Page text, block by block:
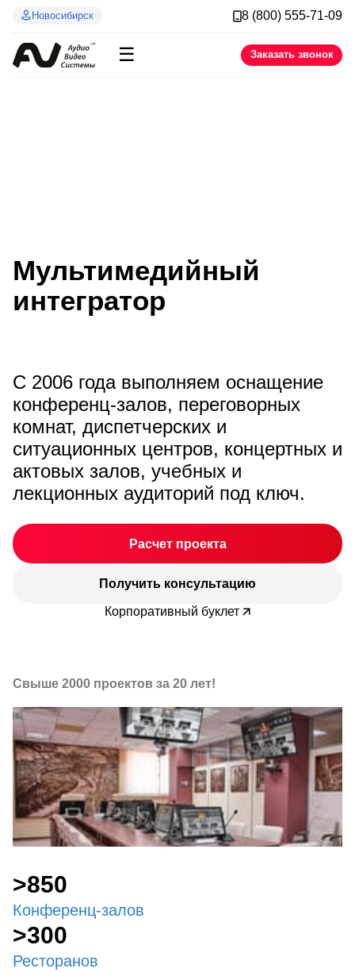
Новосибирск 8 (800) 555-71-09
☰ Заказать звонок
Мульти­медийный
интегратор
С 2006 года выполняем оснащение
конференц-залов, переговорных
комнат, диспетчерских и
ситуационных центров, концертных и
актовых залов, учебных и
лекционных аудиторий под ключ.
Расчет проекта
Получить консультацию
Корпоративный буклет
Свыше 2000 проектов за 20 лет!
>850
Конференц-залов
>300
Ресторанов